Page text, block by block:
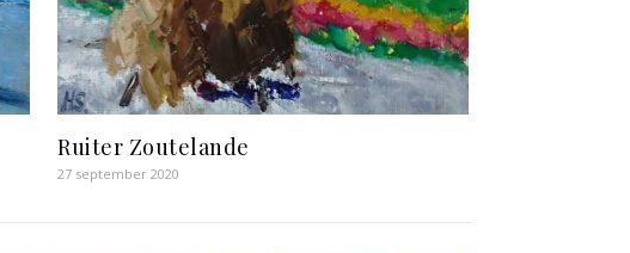
Ruiter Zoutelande
27 september 2020